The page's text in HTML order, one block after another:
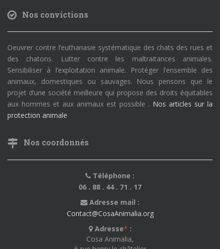
Nos convictions
Oeuvrer contre l’euthanasie systématique des chats des rues et
des chatons. Lutter contre les maltraitances animales.
Sensibiliser à l’exploitation animale. Protéger l’ensemble des
animaux, domestiques ou sauvages. Nous pensons que le
projet d’une société meilleure qui propose des droits équitables
aux hommes et aux animaux est possible . Nos articles sur la
protection animale
Nos coordonnés
Téléphone :
06 . 88 . 44 . 71 . 17
Adresse mail :
Contact@CosaAnimalia.org
Adresse* :
Cosa Animalia,